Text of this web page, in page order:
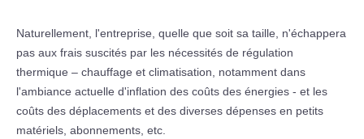
Naturellement, l'entreprise, quelle que soit sa taille, n'échappera
pas aux frais suscités par les nécessités de régulation
thermique – chauffage et climatisation, notamment dans
l'ambiance actuelle d'inflation des coûts des énergies - et les
coûts des déplacements et des diverses dépenses en petits
matériels, abonnements, etc.